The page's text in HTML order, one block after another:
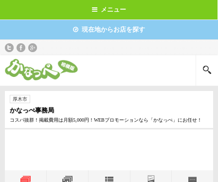
メニュー
現在地からお店を探す
厚木市
かなっぺ事務局
コスパ抜群！掲載費用は月額5,000円！WEBプロモーションなら「かなっぺ」にお任せ！